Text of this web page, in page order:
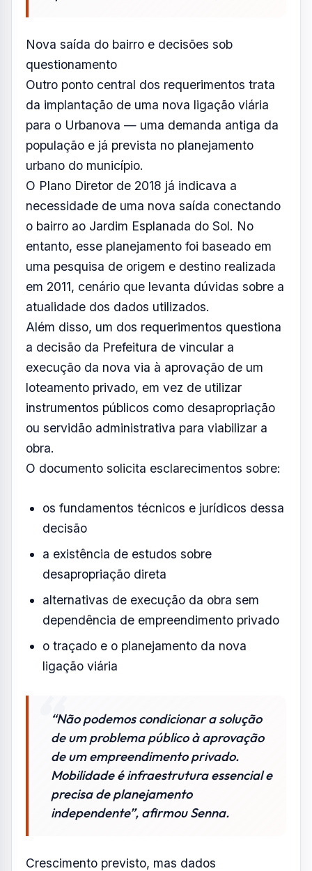
Nova saída do bairro e decisões sob
questionamento
Outro ponto central dos requerimentos trata
da implantação de uma nova ligação viária
para o Urbanova — uma demanda antiga da
população e já prevista no planejamento
urbano do município.
O Plano Diretor de 2018 já indicava a
necessidade de uma nova saída conectando
o bairro ao Jardim Esplanada do Sol. No
entanto, esse planejamento foi baseado em
uma pesquisa de origem e destino realizada
em 2011, cenário que levanta dúvidas sobre a
atualidade dos dados utilizados.
Além disso, um dos requerimentos questiona
a decisão da Prefeitura de vincular a
execução da nova via à aprovação de um
loteamento privado, em vez de utilizar
instrumentos públicos como desapropriação
ou servidão administrativa para viabilizar a
obra.
O documento solicita esclarecimentos sobre:
os fundamentos técnicos e jurídicos dessa
decisão
a existência de estudos sobre
desapropriação direta
alternativas de execução da obra sem
dependência de empreendimento privado
o traçado e o planejamento da nova
ligação viária
“Não podemos condicionar a solução
de um problema público à aprovação
de um empreendimento privado.
Mobilidade é infraestrutura essencial e
precisa de planejamento
independente”, afirmou Senna.
Crescimento previsto, mas dados